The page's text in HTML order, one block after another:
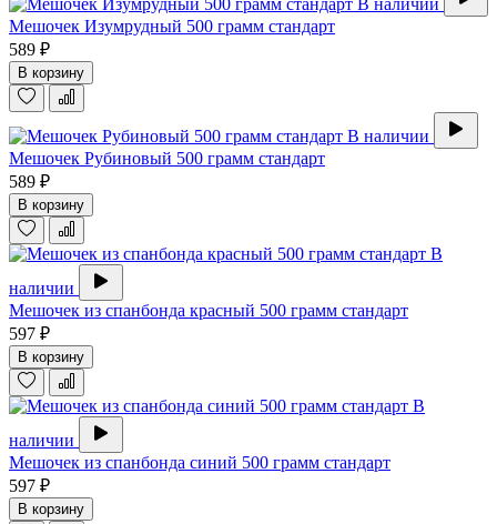
В наличии
Мешочек Изумрудный 500 грамм стандарт
589 ₽
В корзину
В наличии
Мешочек Рубиновый 500 грамм стандарт
589 ₽
В корзину
В
наличии
Мешочек из спанбонда красный 500 грамм стандарт
597 ₽
В корзину
В
наличии
Мешочек из спанбонда синий 500 грамм стандарт
597 ₽
В корзину